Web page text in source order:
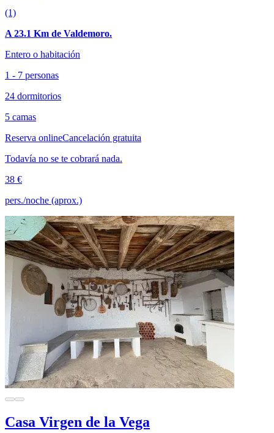
(1)
A 23.1 Km de Valdemoro.
Entero o habitación
1 - 7 personas
24 dormitorios
5 camas
Reserva onlineCancelación gratuita
Todavía no se te cobrará nada.
38 €
pers./noche (aprox.)
Casa Virgen de la Vega